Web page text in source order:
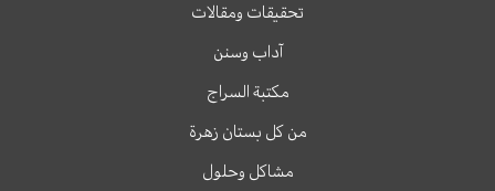
تحقيقات ومقالات
آداب وسنن
مكتبة السراج
من كل بستان زهرة
مشاكل وحلول